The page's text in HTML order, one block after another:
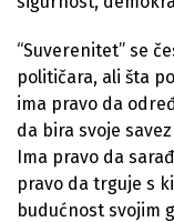
“Suverenitet” se
političara, ali šta
ima pravo da
da bira svoje
Ima pravo da
pravo da trguje s
budućnost svojim